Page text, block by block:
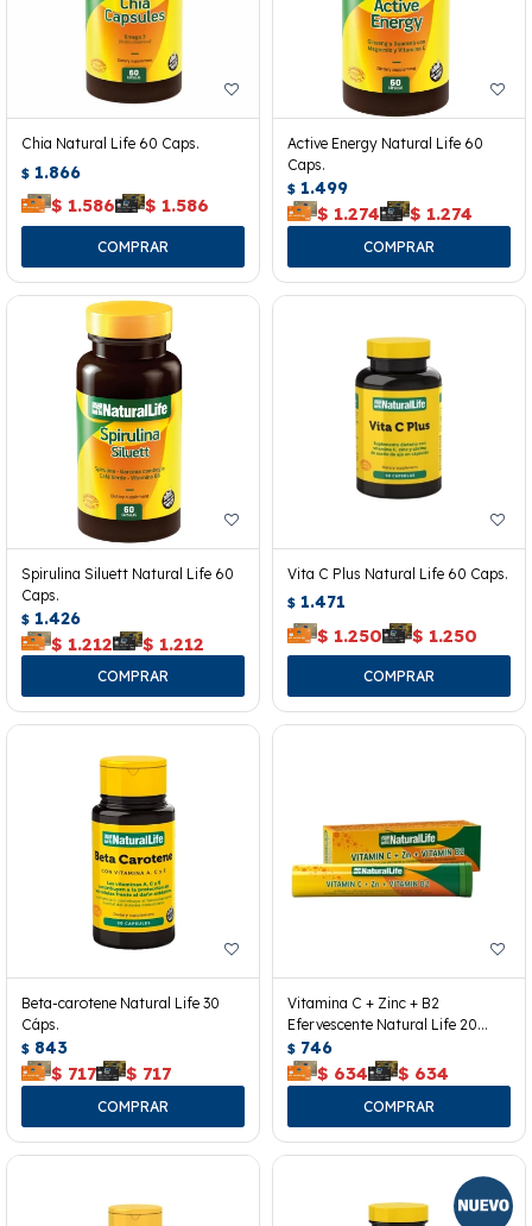
Chia Natural Life 60 Caps.
$ 1.866
$ 1.586 $ 1.586
Active Energy Natural Life 60
Caps.
$ 1.499
$ 1.274 $ 1.274
Spirulina Siluett Natural Life 60
Caps.
$ 1.426
$ 1.212 $ 1.212
Vita C Plus Natural Life 60 Caps.
$ 1.471
$ 1.250 $ 1.250
Beta-carotene Natural Life 30
Cáps.
$ 843
$ 717 $ 717
Vitamina C + Zinc + B2
Efervescente Natural Life 20
Tabletas
$ 746
$ 634 $ 634